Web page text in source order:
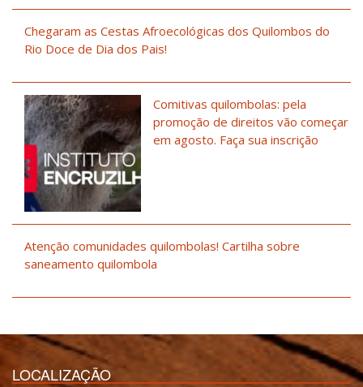
Chegaram as Cestas Afroecológicas dos Quilombos do
Rio Doce de Dia dos Pais!
Comitivas quilombolas: pela
promoção de direitos vão começar
em agosto. Faça sua inscrição
Atenção comunidades quilombolas! Cartilha sobre
saneamento quilombola
LOCALIZAÇÃO